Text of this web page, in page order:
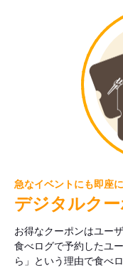
急なイベントにも即座
デジタルク
お得なクーポンはユー
食べログで予約したユ
ら」という理由で食べ